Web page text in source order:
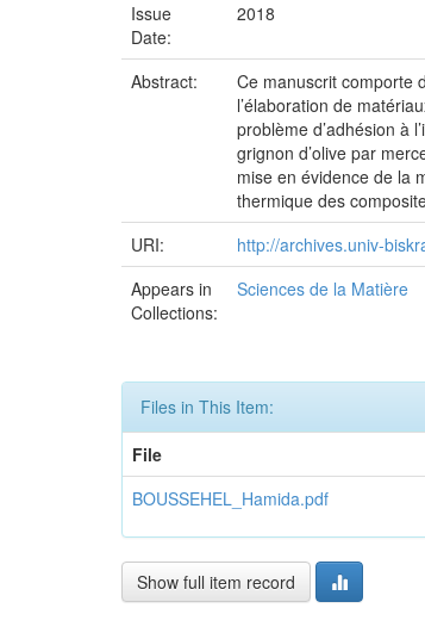
Issue
Date:
2018
Abstract:
Ce manuscrit comporte
l’élaboration de
problème d’adhésion à
grignon d’olive par
mise en évidence de la
thermique des
URI:
http://archives.univ-
Appears in
Collections:
Sciences de la Matière
Files in This Item:
File
BOUSSEHEL_Hamida.pdf
Show full item record